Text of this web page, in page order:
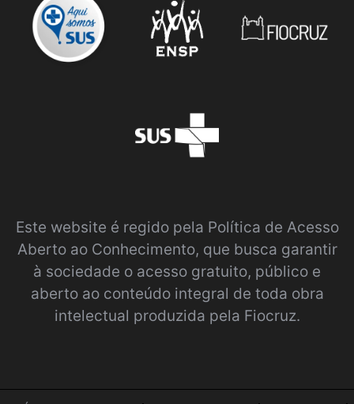
Este website é regido pela Política de Acesso
Aberto ao Conhecimento, que busca garantir
à sociedade o acesso gratuito, público e
aberto ao conteúdo integral de toda obra
intelectual produzida pela Fiocruz.